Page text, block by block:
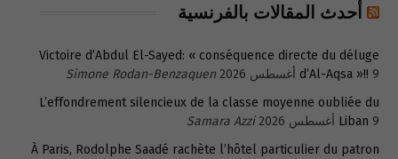
أحدث المقالات بالفرنسية
Victoire d’Abdul El-Sayed: « conséquence directe du déluge
d’Al-Aqsa »!! 9 أغسطس 2026
Simone Rodan-Benzaquen
L’effondrement silencieux de la classe moyenne oubliée du
Liban 9 أغسطس 2026
Samara Azzi
À Paris, Rodolphe Saadé rachète l’hôtel particulier du patron